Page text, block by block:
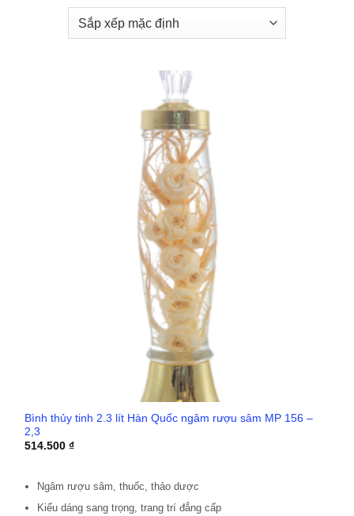
Bình thủy tinh 2.3 lít Hàn Quốc ngâm rượu sâm MP 156 –
2,3
514.500₫
Ngâm rượu sâm, thuốc, thảo dược
Kiểu dáng sang trọng, trang trí đẳng cấp